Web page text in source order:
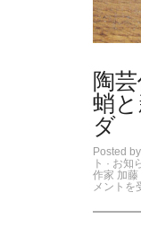
陶
蛸
ダ
Posted by
ト · お知
作家 加
メントを